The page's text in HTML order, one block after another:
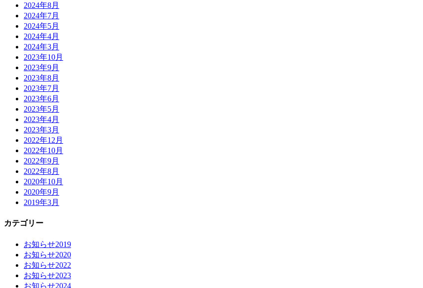
2024年8月
2024年7月
2024年5月
2024年4月
2024年3月
2023年10月
2023年9月
2023年8月
2023年7月
2023年6月
2023年5月
2023年4月
2023年3月
2022年12月
2022年10月
2022年9月
2022年8月
2020年10月
2020年9月
2019年3月
カテゴリー
お知らせ2019
お知らせ2020
お知らせ2022
お知らせ2023
お知らせ2024